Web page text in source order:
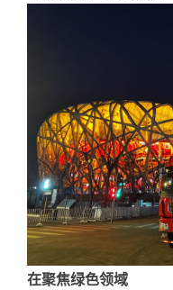
在聚焦绿色领域